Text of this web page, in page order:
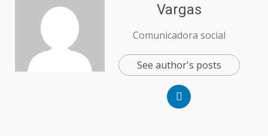
Vargas
Comunicadora social
See author's posts